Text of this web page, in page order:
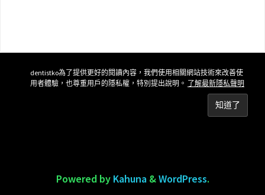
dentistko為了提供更好的閱讀內容，我們使用相關網站技術來改善使
用者體驗，也尊重用戶的隱私權，特別提出說明。 了解最新隱私聲明
Powered byKahuna&WordPress.